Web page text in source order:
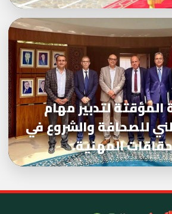
لتدبير مهام
للصحافة والشروع في
المهنية.